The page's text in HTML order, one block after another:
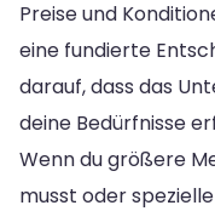
Preise und
eine fundierte
darauf, dass das
deine Bedürfnisse
Wenn du größere
musst oder